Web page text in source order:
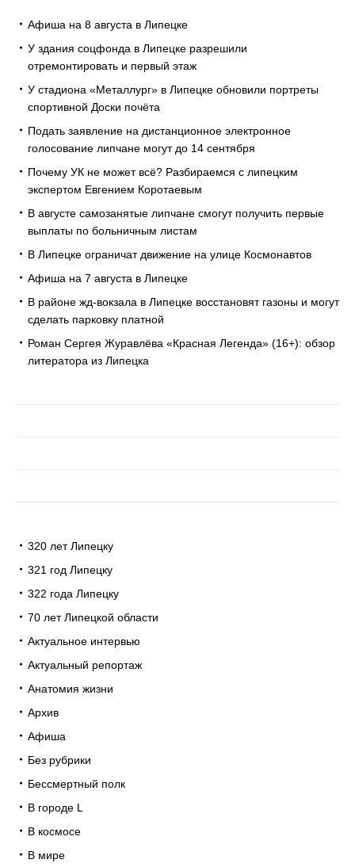
Афиша на 8 августа в Липецке
У здания соцфонда в Липецке разрешили
отремонтировать и первый этаж
У стадиона «Металлург» в Липецке обновили портреты
спортивной Доски почёта
Подать заявление на дистанционное электронное
голосование липчане могут до 14 сентября
Почему УК не может всё? Разбираемся с липецким
экспертом Евгением Коротаевым
В августе самозанятые липчане смогут получить первые
выплаты по больничным листам
В Липецке ограничат движение на улице Космонавтов
Афиша на 7 августа в Липецке
В районе жд-вокзала в Липецке восстановят газоны и могут
сделать парковку платной
Роман Сергея Журавлёва «Красная Легенда» (16+): обзор
литератора из Липецка
320 лет Липецку
321 год Липецку
322 года Липецку
70 лет Липецкой области
Актуальное интервью
Актуальный репортаж
Анатомия жизни
Архив
Афиша
Без рубрики
Бессмертный полк
В городе L
В космосе
В мире